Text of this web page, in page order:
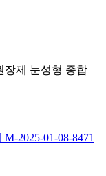
장제 눈성형 종합
M-2025-01-08-8471